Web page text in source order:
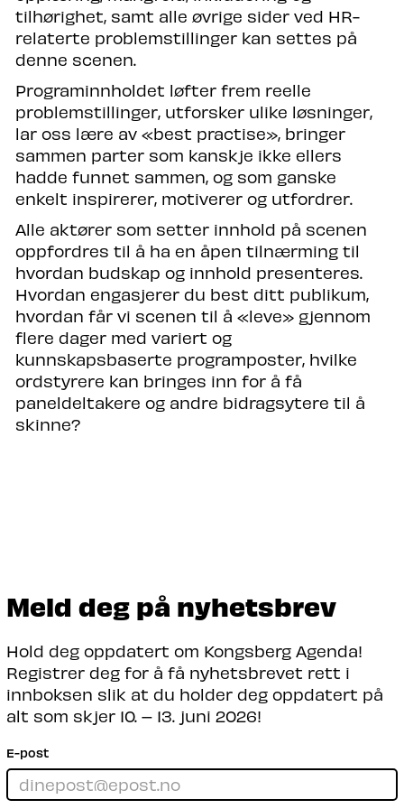
tilhørighet, samt alle øvrige sider ved HR-
relaterte problemstillinger kan settes på
denne scenen. ​
Programinnholdet løfter frem reelle
problemstillinger, utforsker ulike løsninger,
lar oss lære av «best practise», bringer
sammen parter som kanskje ikke ellers
hadde funnet sammen, og som ganske
enkelt inspirerer, motiverer og utfordrer. ​
Alle aktører som setter innhold på scenen
oppfordres til å ha en åpen tilnærming til
hvordan budskap og innhold presenteres.
Hvordan engasjerer du best ditt publikum,
hvordan får vi scenen til å «leve» gjennom
flere dager med variert og
kunnskapsbaserte programposter, hvilke
ordstyrere kan bringes inn for å få
paneldeltakere og andre bidragsytere til å
skinne?​
Meld deg på nyhetsbrev
Hold deg oppdatert om Kongsberg Agenda!
Registrer deg for å få nyhetsbrevet rett i
innboksen slik at du holder deg oppdatert på
alt som skjer 10. – 13. juni 2026!
E-post